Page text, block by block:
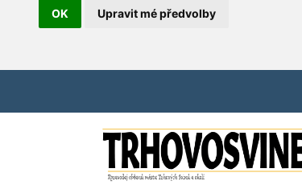
OK Upravit mé předvolby